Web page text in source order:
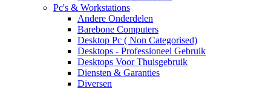
Pc's & Workstations
Andere Onderdelen
Barebone Computers
Desktop Pc ( Non Categorised)
Desktops - Professioneel Gebruik
Desktops Voor Thuisgebruik
Diensten & Garanties
Diversen